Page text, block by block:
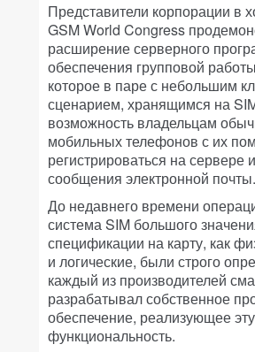
Представители корпорации в
GSM World Congress
расширение серверного
обеспечения групповой
которое в паре с небольшим
сценарием, хранящимся на
возможность владельцам
мобильных телефонов с их
регистрироваться на сервере
сообщения электронной почты.
До недавнего времени
система SIM большого
спецификации на карту, как
и логические, были строго
каждый из производителей
разрабатывал собственное
обеспечение, реализующее эту
функциональность.